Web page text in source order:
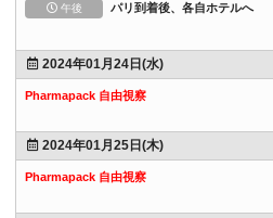
午後 パリ到着後、各自ホテルへ
2024年01月24日(水)
Pharmapack 自由視察
2024年01月25日(木)
Pharmapack 自由視察